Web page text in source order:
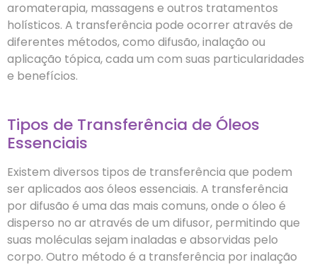
aromaterapia, massagens e outros tratamentos
holísticos. A transferência pode ocorrer através de
diferentes métodos, como difusão, inalação ou
aplicação tópica, cada um com suas particularidades
e benefícios.
Tipos de Transferência de Óleos
Essenciais
Existem diversos tipos de transferência que podem
ser aplicados aos óleos essenciais. A transferência
por difusão é uma das mais comuns, onde o óleo é
disperso no ar através de um difusor, permitindo que
suas moléculas sejam inaladas e absorvidas pelo
corpo. Outro método é a transferência por inalação